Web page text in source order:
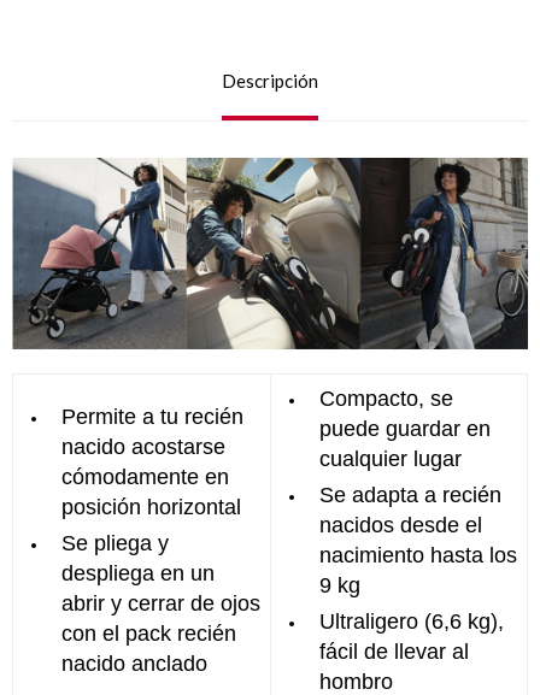
Descripción
Permite a tu recién
nacido acostarse
cómodamente en
posición horizontal
Se pliega y
despliega en un
abrir y cerrar de ojos
con el pack recién
nacido anclado
Compacto, se
puede guardar en
cualquier lugar
Se adapta a recién
nacidos desde el
nacimiento hasta los
9 kg
Ultraligero (6,6 kg),
fácil de llevar al
hombro